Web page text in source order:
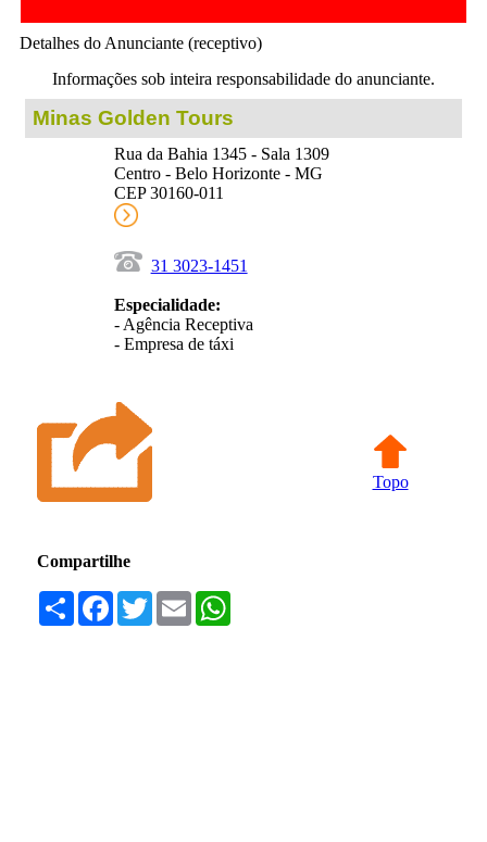
Detalhes do Anunciante (receptivo)
Informações sob inteira responsabilidade do anunciante.
Minas Golden Tours
Rua da Bahia 1345 - Sala 1309
Centro - Belo Horizonte - MG
CEP 30160-011
31 3023-1451
Especialidade:
- Agência Receptiva
- Empresa de táxi
Topo
Compartilhe
Compartilhar
Facebook
TwitterEmail